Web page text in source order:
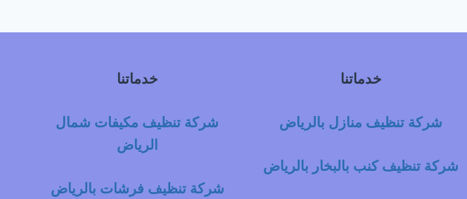
خدماتنا
شركة تنظيف منازل بالرياض
شركة تنظيف كنب بالبخار بالرياض
خدماتنا
شركة تنظيف مكيفات شمال
الرياض
شركة تنظيف فرشات بالرياض